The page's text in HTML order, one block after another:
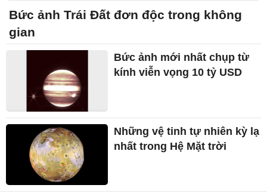
Bức ảnh Trái Đất đơn độc trong không
gian
Bức ảnh mới nhất chụp từ
kính viễn vọng 10 tỷ USD
Những vệ tinh tự nhiên kỳ lạ
nhất trong Hệ Mặt trời